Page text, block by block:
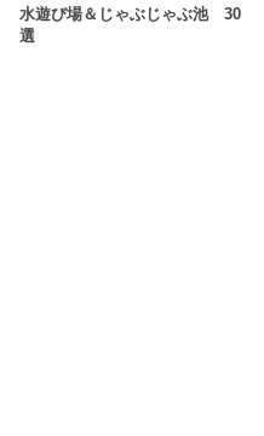
水遊び場＆じゃぶじゃぶ池 30
選